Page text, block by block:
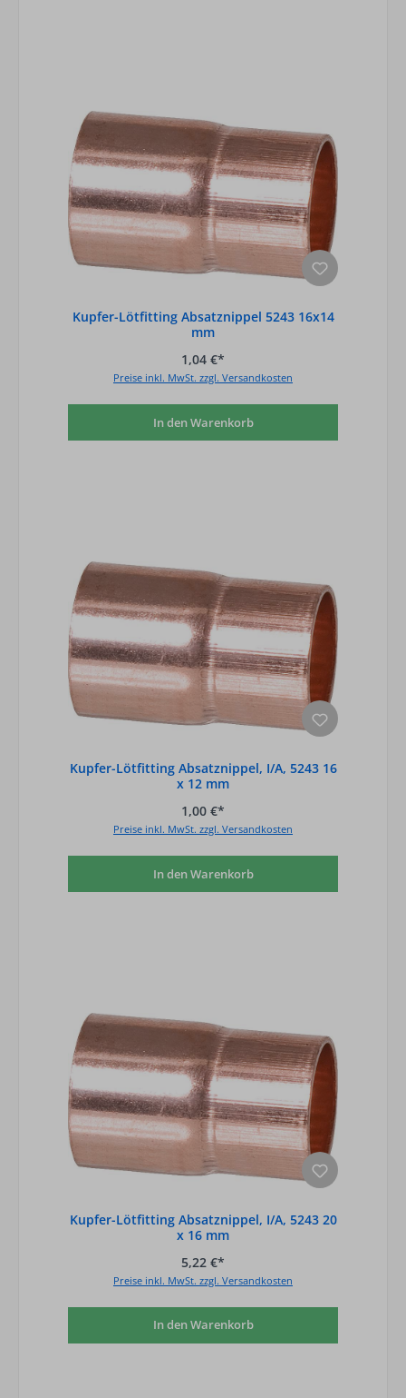
Kupfer-Lötfitting Absatznippel 5243 16x14
mm
1,04 €*
Preise inkl. MwSt. zzgl. Versandkosten
In den Warenkorb
Kupfer-Lötfitting Absatznippel, I/A, 5243 16
x 12 mm
1,00 €*
Preise inkl. MwSt. zzgl. Versandkosten
In den Warenkorb
Kupfer-Lötfitting Absatznippel, I/A, 5243 20
x 16 mm
5,22 €*
Preise inkl. MwSt. zzgl. Versandkosten
In den Warenkorb